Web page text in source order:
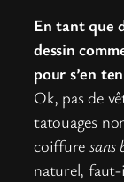
En tant que
dessin
pour s’en
Ok, pas de
tatouages
coiffuresans
naturel, faut-